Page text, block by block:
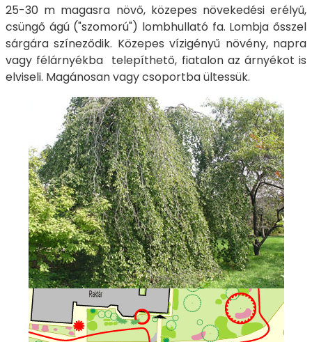
25-30 m magasra növő, közepes növekedési erélyű,
csüngő ágú ("szomorú") lombhullató fa. Lombja ősszel
sárgára színeződik. Közepes vízigényű növény, napra
vagy félárnyékba telepíthető, fiatalon az árnyékot is
elviseli. Magánosan vagy csoportba ültessük.